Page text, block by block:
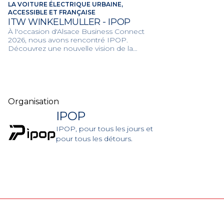
LA VOITURE ÉLECTRIQUE URBAINE,
ACCESSIBLE ET FRANÇAISE
ITW WINKELMULLER - IPOP
À l'occasion d'Alsace Business Connect
2026, nous avons rencontré IPOP.
Découvrez une nouvelle vision de la
Organisation
IPOP
IPOP, pour tous les jours et
pour tous les détours.